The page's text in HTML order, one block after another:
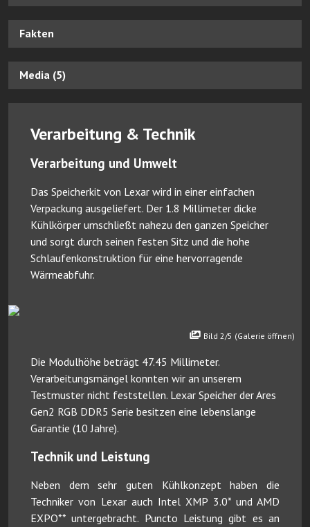
Fakten
Media (5)
Verarbeitung & Technik
Verarbeitung und Umwelt
Das Speicherkit von Lexar wird in einer einfachen
Verpackung ausgeliefert. Der 1.8 Millimeter dicke
Kühlkörper umschließt nahezu den ganzen Speicher
und sorgt durch seinen festen Sitz und die hohe
Schlaufenkonstruktion für eine hervorragende
Wärmeabfuhr.
Bild 2/5 (Galerie öffnen)
Die Modulhöhe beträgt 47.45 Millimeter.
Verarbeitungsmängel konnten wir an unserem
Testmuster nicht feststellen. Lexar Speicher der Ares
Gen2 RGB DDR5 Serie besitzen eine lebenslange
Garantie (10 Jahre).
Technik und Leistung
Neben dem sehr guten Kühlkonzept haben die
Techniker von Lexar auch Intel XMP 3.0* und AMD
EXPO** untergebracht. Puncto Leistung gibt es an